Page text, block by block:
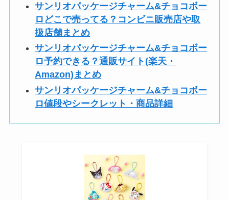
サンリオパッケージチャーム&チョコボー
ロどこで売ってる？コンビニ販売店や取
扱店舗まとめ
サンリオパッケージチャーム&チョコボー
ロ予約できる？通販サイト(楽天・
Amazon)まとめ
サンリオパッケージチャーム&チョコボー
ロ値段やシークレット・商品詳細